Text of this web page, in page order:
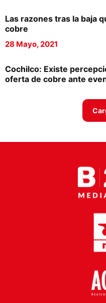
Designaciones
Calendario de Eventos
Revistas Digital
Siguenos
Las razones tras la baja
cobre
28 Mayo, 2021
Cochilco: Existe
oferta de cobre ante